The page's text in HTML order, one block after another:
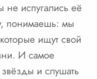
испугались её
понимаешь: мы
ищут свой
И самое
и слушать